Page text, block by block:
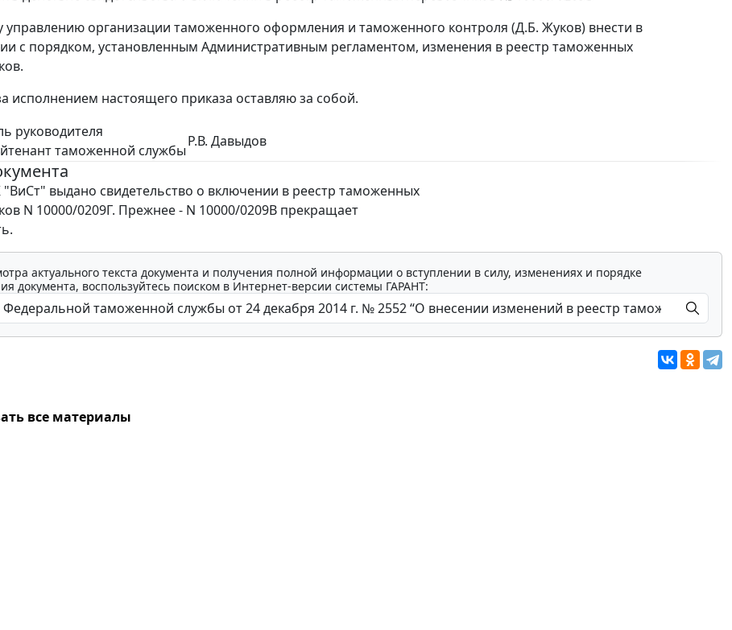
управлению организации таможенного оформления и таможенного контроля (Д.Б. Жуков) внести в
с порядком, установленным Административным регламентом, изменения в реестр таможенных
исполнением настоящего приказа оставляю за собой.
руководителя
таможенной службы
Р.В. Давыдов
выдано свидетельство о включении в реестр таможенных
N 10000/0209Г. Прежнее - N 10000/0209В прекращает
актуального текста документа и получения полной информации о вступлении в силу, изменениях и порядке
документа, воспользуйтесь поиском в Интернет-версии системы ГАРАНТ:
все материалы